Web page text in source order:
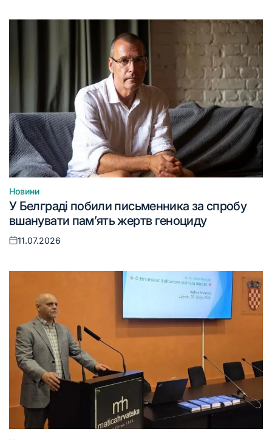
Опублікувати
у
Новини
У Белграді побили письменника за спробу
вшанувати пам’ять жертв геноциду
Оприлюднено
11.07.2026